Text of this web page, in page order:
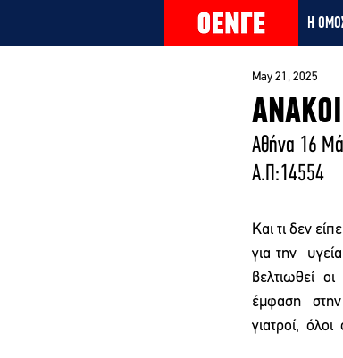
Η
May 21, 2025
Αθήνα 16
Α.Π:14554
Και τι δεν
για την
βελτιωθεί
έμφαση
γιατροί,  όλοι